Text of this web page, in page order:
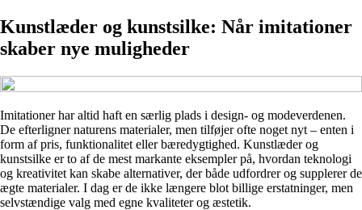
Kunstlæder og kunstsilke: Når imitationer
skaber nye muligheder
Imitationer har altid haft en særlig plads i design- og modeverdenen.
De efterligner naturens materialer, men tilføjer ofte noget nyt – enten i
form af pris, funktionalitet eller bæredygtighed. Kunstlæder og
kunstsilke er to af de mest markante eksempler på, hvordan teknologi
og kreativitet kan skabe alternativer, der både udfordrer og supplerer de
ægte materialer. I dag er de ikke længere blot billige erstatninger, men
selvstændige valg med egne kvaliteter og æstetik.